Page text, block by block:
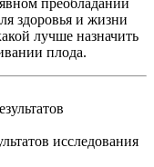
преобладании
здоровья и жизни
лучше назначить
плода.
исследования